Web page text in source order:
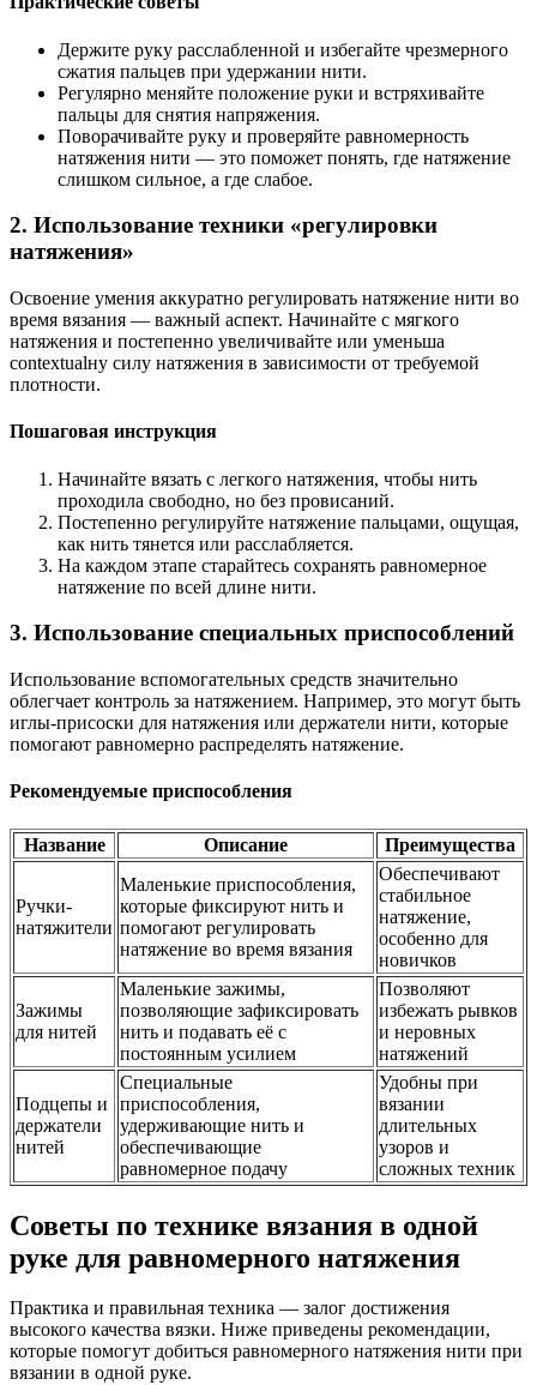
Держите руку расслабленной и избегайте чрезмерного
сжатия пальцев при удержании нити.
Регулярно меняйте положение руки и встряхивайте
пальцы для снятия напряжения.
Поворачивайте руку и проверяйте равномерность
натяжения нити — это поможет понять, где натяжение
слишком сильное, а где слабое.
2. Использование техники «регулировки
натяжения»
Освоение умения аккуратно регулировать натяжение нити во
время вязания — важный аспект. Начинайте с мягкого
натяжения и постепенно увеличивайте или уменьша
contextualну силу натяжения в зависимости от требуемой
плотности.
Пошаговая инструкция
Начинайте вязать с легкого натяжения, чтобы нить
проходила свободно, но без провисаний.
Постепенно регулируйте натяжение пальцами, ощущая,
как нить тянется или расслабляется.
На каждом этапе старайтесь сохранять равномерное
натяжение по всей длине нити.
3. Использование специальных приспособлений
Использование вспомогательных средств значительно
облегчает контроль за натяжением. Например, это могут быть
иглы-присоски для натяжения или держатели нити, которые
помогают равномерно распределять натяжение.
Рекомендуемые приспособления
Название Описание Преимущества
Ручки-
натяжители
Маленькие приспособления,
которые фиксируют нить и
помогают регулировать
натяжение во время вязания
Обеспечивают
стабильное
натяжение,
особенно для
новичков
Зажимы
для нитей
Маленькие зажимы,
позволяющие зафиксировать
нить и подавать её с
постоянным усилием
Позволяют
избежать рывков
и неровных
натяжений
Подцепы и
держатели
нитей
Специальные
приспособления,
удерживающие нить и
обеспечивающие
равномерное подачу
Удобны при
вязании
длительных
узоров и
сложных техник
Советы по технике вязания в одной
руке для равномерного натяжения
Практика и правильная техника — залог достижения
высокого качества вязки. Ниже приведены рекомендации,
которые помогут добиться равномерного натяжения нити при
вязании в одной руке.